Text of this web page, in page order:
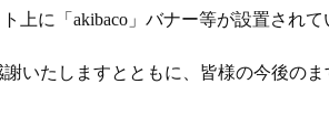
上に「akibaco」バナー等が設置され
いたしますとともに、皆様の今後の